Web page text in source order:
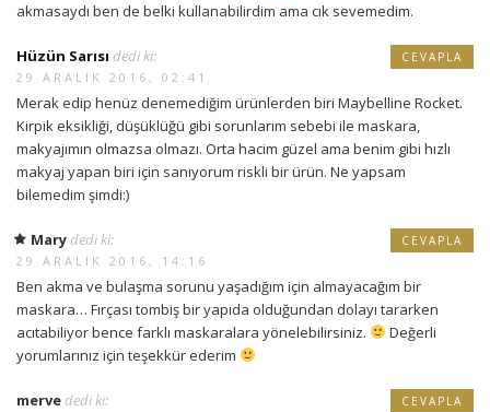
akmasaydı ben de belki kullanabilirdim ama cık sevemedim.
Hüzün Sarısı dedi ki:
29 ARALIK 2016, 02:41
Merak edip henüz denemediğim ürünlerden biri Maybelline Rocket.
Kirpik eksikliği, düşüklüğü gibi sorunlarım sebebi ile maskara,
makyajımın olmazsa olmazı. Orta hacim güzel ama benim gibi hızlı
makyaj yapan biri için sanıyorum riskli bir ürün. Ne yapsam
bilemedim şimdi:)
CEVAPLA
Mary dedi ki:
29 ARALIK 2016, 14:16
Ben akma ve bulaşma sorunu yaşadığım için almayacağım bir
maskara… Fırçası tombiş bir yapıda olduğundan dolayı tararken
acıtabiliyor bence farklı maskaralara yönelebilirsiniz.
Değerli
yorumlarınız için teşekkür ederim
CEVAPLA
merve dedi ki: CEVAPLA